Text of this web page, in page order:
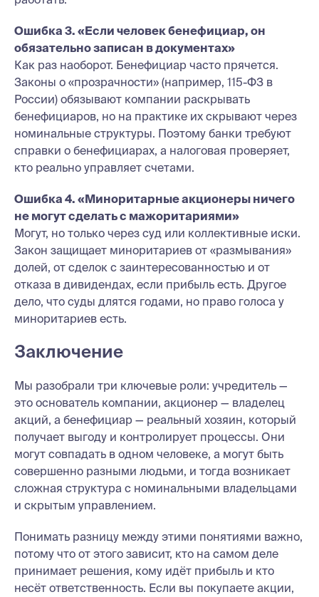
Ошибка 3. «Если человек бенефициар, он
обязательно записан в документах»
Как раз наоборот. Бенефициар часто прячется.
Законы о «прозрачности» (например, 115-ФЗ в
России) обязывают компании раскрывать
бенефициаров, но на практике их скрывают через
номинальные структуры. Поэтому банки требуют
справки о бенефициарах, а налоговая проверяет,
кто реально управляет счетами.
Ошибка 4. «Миноритарные акционеры ничего
не могут сделать с мажоритариями»
Могут, но только через суд или коллективные иски.
Закон защищает миноритариев от «размывания»
долей, от сделок с заинтересованностью и от
отказа в дивидендах, если прибыль есть. Другое
дело, что суды длятся годами, но право голоса у
миноритариев есть.
Заключение
Мы разобрали три ключевые роли: учредитель —
это основатель компании, акционер — владелец
акций, а бенефициар — реальный хозяин, который
получает выгоду и контролирует процессы. Они
могут совпадать в одном человеке, а могут быть
совершенно разными людьми, и тогда возникает
сложная структура с номинальными владельцами
и скрытым управлением.
Понимать разницу между этими понятиями важно,
потому что от этого зависит, кто на самом деле
принимает решения, кому идёт прибыль и кто
несёт ответственность. Если вы покупаете акции,